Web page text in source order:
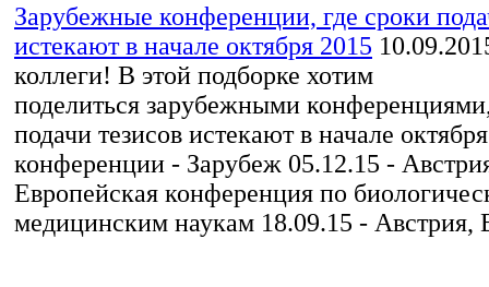
Зарубежные конференции, где сроки
истекают в начале октября 2015
коллеги! В этой подборке хотим
поделиться зарубежными
подачи тезисов истекают в начале
конференции - Зарубеж 05.12.15 -
Европейская конференция по
медицинским наукам 18.09.15 - Австрия,